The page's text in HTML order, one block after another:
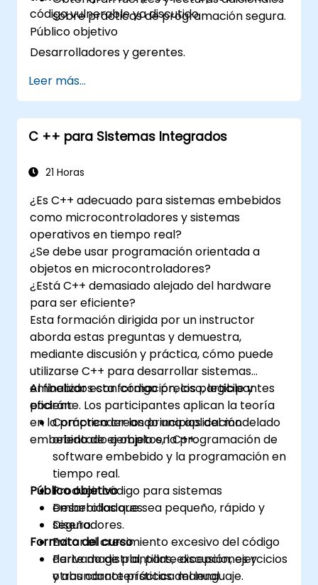
código vulnerable ya discutido.
sobre prácticas de programación segura.
Público objetivo
Desarrolladores y gerentes.
Leer más...
C ++ para Sistemas Integrados
21 Horas
¿Es C++ adecuado para sistemas embebidos
como microcontroladores y sistemas
operativos en tiempo real?
¿Se debe usar programación orientada a
objetos en microcontroladores?
¿Está C++ demasiado alejado del hardware
para ser eficiente?
Esta formación dirigida por un instructor
aborda estas preguntas y demuestra,
mediante discusión y práctica, cómo puede
utilizarse C++ para desarrollar sistemas
embebidos con código preciso, legible y
eficiente. Los participantes aplican la teoría
en la práctica creando una aplicación
embebida de ejemplo en C++.
Al finalizar esta formación, los participantes
podrán:
Comprender los principios del modelado
orientado a objetos, la programación de
software embebido y la programación en
tiempo real.
Producir código para sistemas
embebidos que sea pequeño, rápido y
seguro.
Evitar el crecimiento excesivo del código
derivado de plantillas, excepciones y
otras características del lenguaje.
Público objetivo
Desarrolladores.
Diseñadores.
Formato del curso
Parte magistral, parte discusión, ejercicios
y abundante práctica manual.